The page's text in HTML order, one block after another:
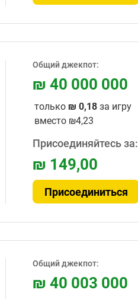
Общий джекпот:
₪ 40 000 000
только ₪ 0,18 за игру
вместо ₪4,23
Присоединяйтесь за:
₪ 149,00
Присоединиться
Общий джекпот:
₪ 40 003 000